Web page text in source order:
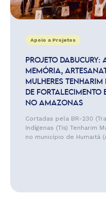
Apoio a Projetos
PROJETO
MEMÓRIA,
MULHERES
DE FORTALECIMENTO
NO AMAZONAS
Cortadas pela BR-230
Indígenas (TIs) Tenharim
no município de Humaitá